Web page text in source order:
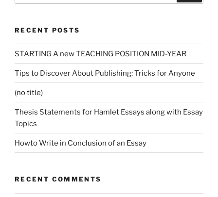
RECENT POSTS
STARTING A new TEACHING POSITION MID-YEAR
Tips to Discover About Publishing: Tricks for Anyone
(no title)
Thesis Statements for Hamlet Essays along with Essay
Topics
Howto Write in Conclusion of an Essay
RECENT COMMENTS